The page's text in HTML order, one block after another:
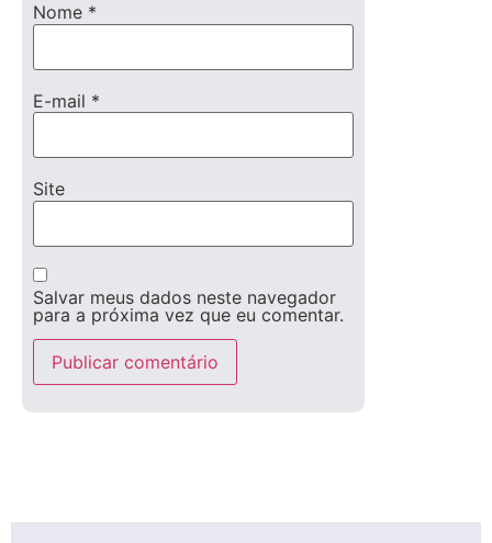
Nome *
E-mail *
Site
Salvar meus dados neste navegador
para a próxima vez que eu comentar.